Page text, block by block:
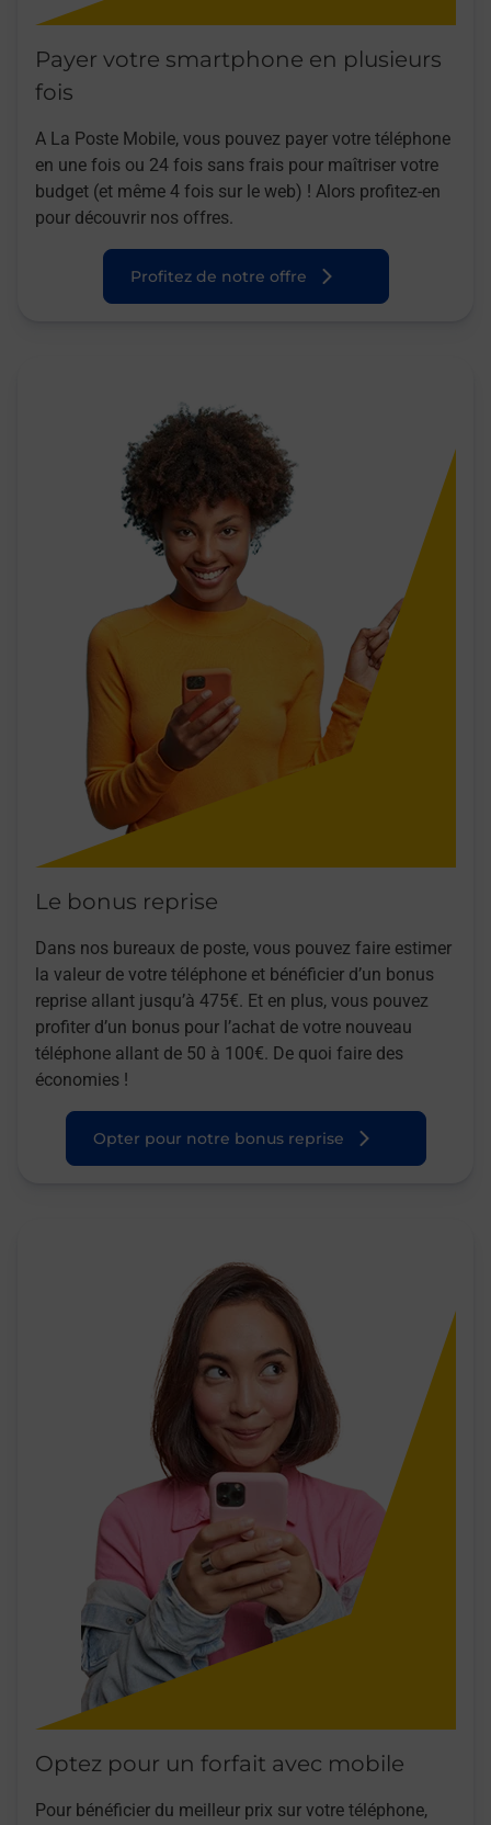
Payer votre smartphone en plusieurs
fois
A La Poste Mobile, vous pouvez payer votre téléphone
en une fois ou 24 fois sans frais pour maîtriser votre
budget (et même 4 fois sur le web) ! Alors profitez-en
pour découvrir nos offres.
Profitez de notre offre
Le bonus reprise
Dans nos bureaux de poste, vous pouvez faire estimer
la valeur de votre téléphone et bénéficier d’un bonus
reprise allant jusqu’à 475€. Et en plus, vous pouvez
profiter d’un bonus pour l’achat de votre nouveau
téléphone allant de 50 à 100€. De quoi faire des
économies !
Opter pour notre bonus reprise
Optez pour un forfait avec mobile
Pour bénéficier du meilleur prix sur votre téléphone,